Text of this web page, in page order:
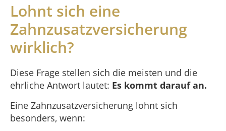
Lohnt sich eine
Zahnzusatzversicherung
wirklich?
Diese Frage stellen sich die meisten und die
ehrliche Antwort lautet: Es kommt darauf an.
Eine Zahnzusatzversicherung lohnt sich
besonders, wenn: